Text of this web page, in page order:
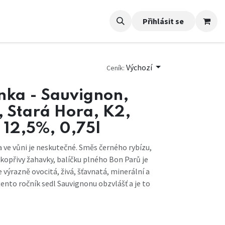
Přihlásit se
Ceník: Výchozí
- Sauvignon,
Stará Hora, K2,
0,75l
ve vůni je neskutečné. Směs černého rybízu,
žahavky, balíčku plného Bon Parů je
výrazně ovocitá, živá, šťavnatá, minerální a
ročník sedl Sauvignonu obzvlášť a je to